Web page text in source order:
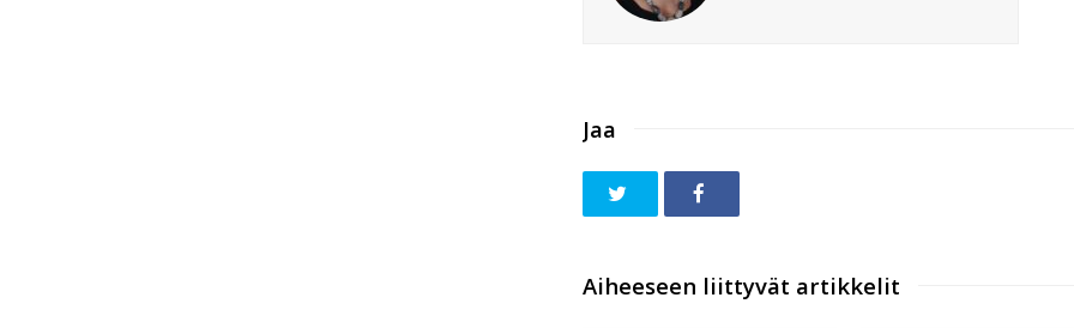
Jaa
Aiheeseen liittyvät artikkelit